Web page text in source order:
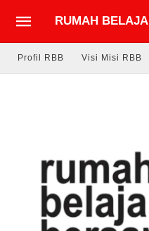
RUMAH
Profil RBB Visi Misi RBB